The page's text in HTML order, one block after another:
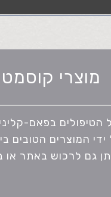
מוצרי
הטיפולים בפאם-
ידי המוצרים הטובים
גם לרכוש באתר או